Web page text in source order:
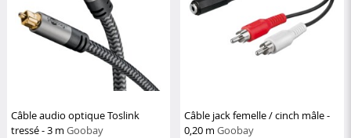
Câble audio optique Toslink
tressé - 3 m Goobay
Câble jack femelle / cinch mâle -
0,20 mGoobay